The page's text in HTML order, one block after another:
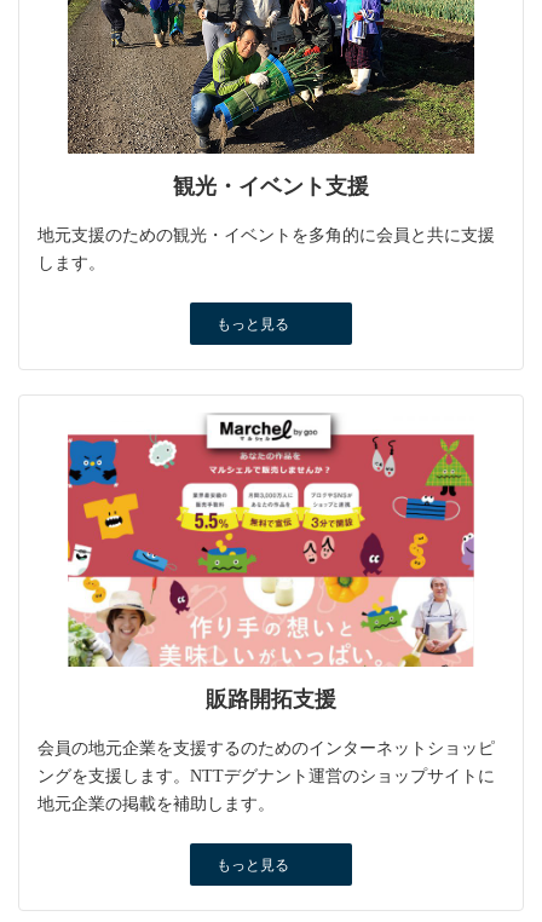
観光・イベント支援
地元支援のための観光・イベントを多角的に会員と共に支援
します。
もっと見る
販路開拓支援
会員の地元企業を支援するのためのインターネットショッピ
ングを支援します。NTTデグナント運営のショップサイトに
地元企業の掲載を補助します。
もっと見る